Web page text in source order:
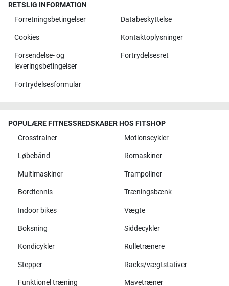
RETSLIG INFORMATION
Forretningsbetingelser
Databeskyttelse
Cookies Kontaktoplysninger
Forsendelse- og
leveringsbetingelser
Fortrydelsesret
Fortrydelsesformular
POPULÆRE FITNESSREDSKABER HOS FITSHOP
Crosstrainer
Motionscykler
Løbebånd Romaskiner
Multimaskiner Trampoliner
Bordtennis Træningsbænk
Indoor bikes Vægte
Boksning Siddecykler
Kondicykler Rulletrænere
Stepper Racks/vægtstativer
Funktionel træning Mavetræner